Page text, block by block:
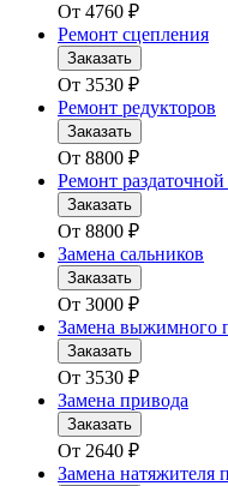
От 4760 ₽
Ремонт сцепления
Заказать
От 3530 ₽
Ремонт редукторов
Заказать
От 8800 ₽
Ремонт
Заказать
От 8800 ₽
Замена сальников
Заказать
От 3000 ₽
Замена выжимного
Заказать
От 3530 ₽
Замена привода
Заказать
От 2640 ₽
Замена натяжителя